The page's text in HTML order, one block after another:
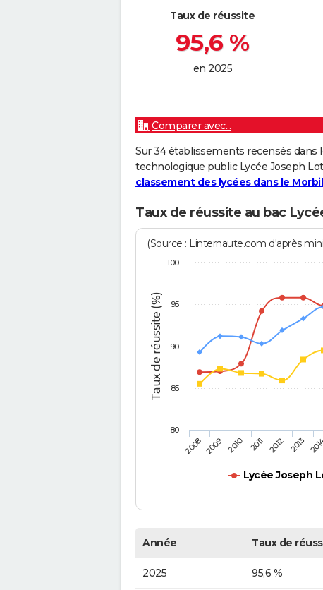
Taux de réussite
95,6 %
en 2025
Comparer avec...
Sur 34 établissements recensés
technologique public Lycée Joseph
classement des lycées dans le
Taux de réussite au bac
Taux de réussite (%)
(Source : Linternaute.com d'après
Lycée Joseph
2008 2009 2010 2011 2012 2013
80
85
90
95
100
Année Taux de
2025 95,6 %